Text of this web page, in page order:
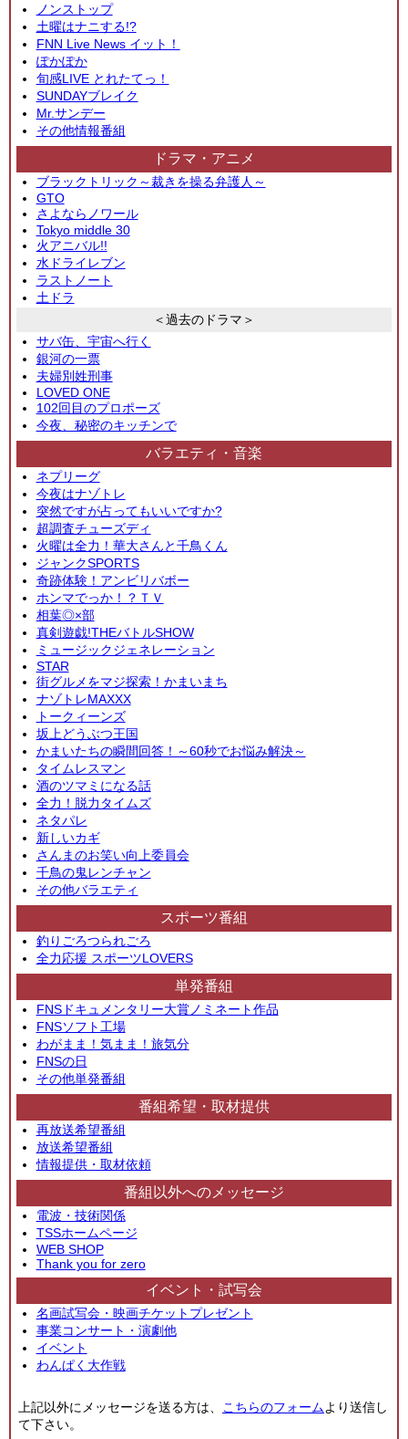
ノンストップ
土曜はナニする!?
FNN Live News イット！
ぽかぽか
旬感LIVE とれたてっ！
SUNDAYブレイク
Mr.サンデー
その他情報番組
ドラマ・アニメ
ブラックトリック～裁きを操る弁護人～
GTO
さよならノワール
Tokyo middle 30
火アニバル!!
水ドライレブン
ラストノート
土ドラ
＜過去のドラマ＞
サバ缶、宇宙へ行く
銀河の一票
夫婦別姓刑事
LOVED ONE
102回目のプロポーズ
今夜、秘密のキッチンで
バラエティ・音楽
ネプリーグ
今夜はナゾトレ
突然ですが占ってもいいですか?
超調査チューズディ
火曜は全力！華大さんと千鳥くん
ジャンクSPORTS
奇跡体験！アンビリバボー
ホンマでっか！？ＴＶ
相葉◎×部
真剣遊戯!THEバトルSHOW
ミュージックジェネレーション
STAR
街グルメをマジ探索！かまいまち
ナゾトレMAXXX
トークィーンズ
坂上どうぶつ王国
かまいたちの瞬間回答！～60秒でお悩み解決～
タイムレスマン
酒のツマミになる話
全力！脱力タイムズ
ネタパレ
新しいカギ
さんまのお笑い向上委員会
千鳥の鬼レンチャン
その他バラエティ
スポーツ番組
釣りごろつられごろ
全力応援 スポーツLOVERS
単発番組
FNSドキュメンタリー大賞ノミネート作品
FNSソフト工場
わがまま！気まま！旅気分
FNSの日
その他単発番組
番組希望・取材提供
再放送希望番組
放送希望番組
情報提供・取材依頼
番組以外へのメッセージ
電波・技術関係
TSSホームページ
WEB SHOP
Thank you for zero
イベント・試写会
名画試写会・映画チケットプレゼント
事業コンサート・演劇他
イベント
わんぱく大作戦
上記以外にメッセージを送る方は、 こちらのフォームより送信し
て下さい。